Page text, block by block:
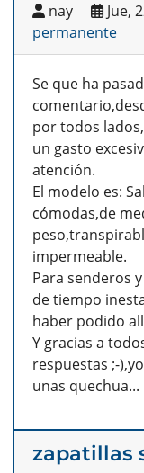
nay Jue,
permanente
Se que ha
por todos
un gasto
atención.
El modelo es:
cómodas,de
impermeable.
Para senderos
de tiempo
haber podido
Y gracias a
respuestas ;-
unas quechua...
zapatillas